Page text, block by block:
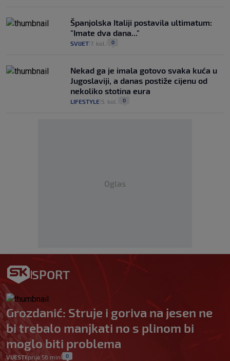
Španjolska Italiji postavila ultimatum:
"Imate dva dana..."
SVIJET 7. kol. 0
Nekad ga je imala gotovo svaka kuća u
Jugoslaviji, a danas postiže cijenu od
nekoliko stotina eura
LIFESTYLE 5. kol. 0
Oglas
SPORT
Grozdanić: Struje i goriva na jesen ne
bi trebalo manjkati no s plinom bi
moglo biti problema
VIJESTI| prije 56 min 0